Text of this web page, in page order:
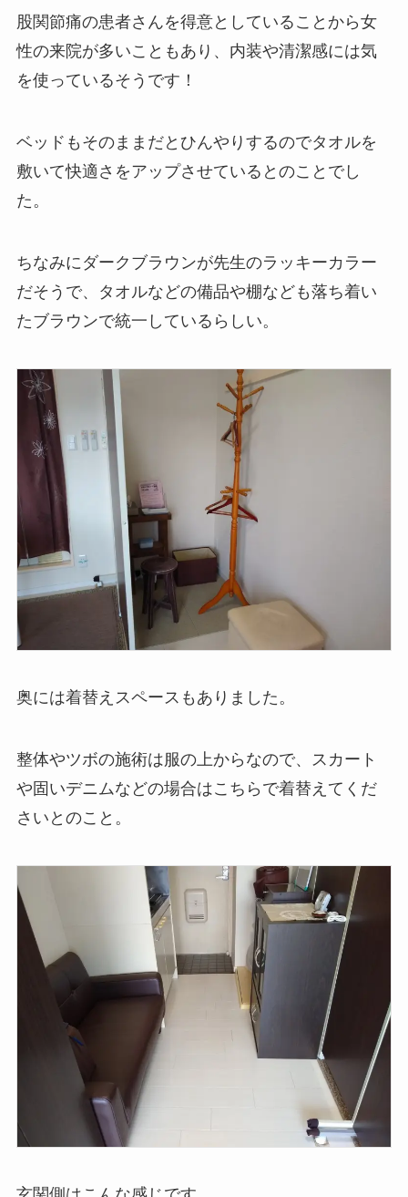
股関節痛の患者さんを得意としていることから女
性の来院が多いこともあり、内装や清潔感には気
を使っているそうです！
ベッドもそのままだとひんやりするのでタオルを
敷いて快適さをアップさせているとのことでし
た。
ちなみにダークブラウンが先生のラッキーカラー
だそうで、タオルなどの備品や棚なども落ち着い
たブラウンで統一しているらしい。
奥には着替えスペースもありました。
整体やツボの施術は服の上からなので、スカート
や固いデニムなどの場合はこちらで着替えてくだ
さいとのこと。